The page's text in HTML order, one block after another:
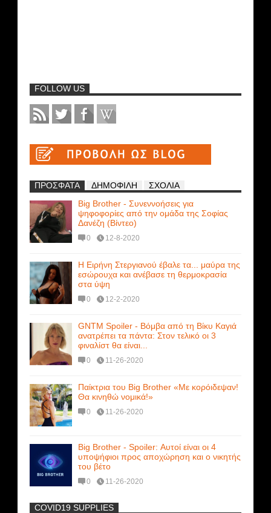
FOLLOW US
ΠΡΟΣΦΑΤΑ ΔΗΜΟΦΙΛΗ
ΣΧΟΛΙΑ
Big Brother - Συνεννοήσεις για
ψηφοφορίες από την ομάδα της Σοφίας
Δανέζη (Βίντεο)
0 12-8-2020
Η Ειρήνη Στεργιανού έβαλε τα... μαύρα της
εσώρουχα και ανέβασε τη θερμοκρασία
στα ύψη
0 12-2-2020
GNTM Spoiler - Βόμβα από τη Βίκυ Καγιά
ανατρέπει τα πάντα: Στον τελικό οι 3
φιναλίστ θα είναι...
0 11-26-2020
Παίκτρια του Big Brother «Με κορόιδεψαν!
Θα κινηθώ νομικά!»
0 11-26-2020
Big Brother - Spoiler: Αυτοί είναι οι 4
υποψήφιοι προς αποχώρηση και ο νικητής
του βέτο
0 11-26-2020
COVID19 SUPPLIES